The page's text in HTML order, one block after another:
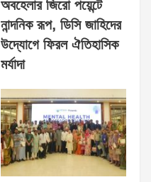
অবহেলার জিরো পয়েন্টে
নান্দনিক রূপ, ডিসি জাহিদের
উদ্যোগে ফিরল ঐতিহাসিক
মর্যাদা